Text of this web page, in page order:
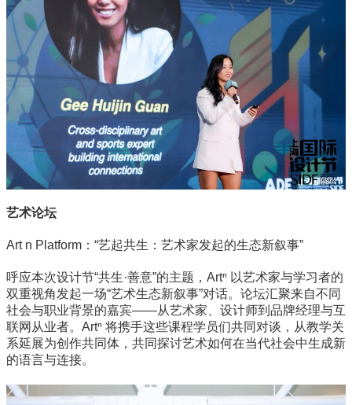
艺术论坛
Art n Platform：“艺起共生：艺术家发起的生态新叙事”
呼应本次设计节“共生·善意”的主题，Artⁿ 以艺术家与学习者的
双重视角发起一场“艺术生态新叙事”对话。论坛汇聚来自不同
社会与职业背景的嘉宾——从艺术家、设计师到品牌经理与互
联网从业者。Artⁿ 将携手这些课程学员们共同对谈，从教学关
系延展为创作共同体，共同探讨艺术如何在当代社会中生成新
的语言与连接。